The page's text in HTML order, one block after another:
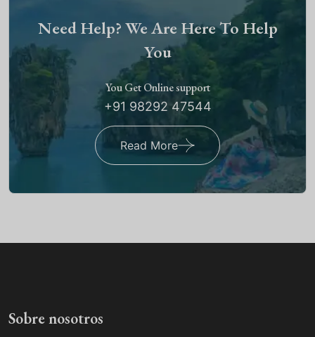
Need Help? We Are Here To Help
You
You Get Online support
+91 98292 47544
Read More
Sobre nosotros